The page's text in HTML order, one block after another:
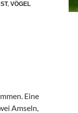
, VÖGEL
Eine
Amseln,